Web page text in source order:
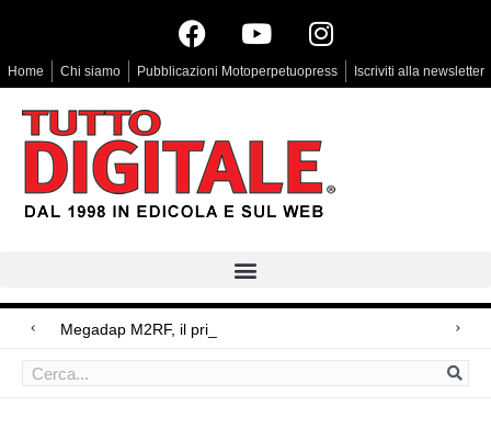
Home Chi siamo Pubblicazioni Motoperpetuopress Iscriviti alla newsletter
Megadap M2RF, il primo adattatore autofocus
Arri Rental, evoluzioni in arrivo